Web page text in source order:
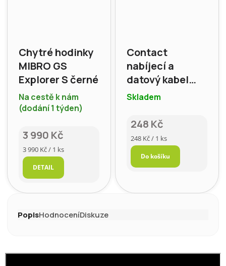
Chytré hodinky
MIBRO GS
Explorer S černé
Na cestě k nám
(dodání 1 týden)
3 990 Kč
Měrná
cena:
3 990 Kč / 1 ks
DETAIL
Contact
nabíjecí a
datový kabel
USB na
oranžová
Skladem
248 Kč
Měrná
cena:
248 Kč / 1 ks
Do košíku
PopisHodnoceníDiskuze